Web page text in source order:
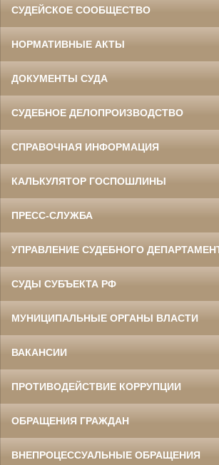
СУДЕЙСКОЕ СООБЩЕСТВО
НОРМАТИВНЫЕ АКТЫ
ДОКУМЕНТЫ СУДА
СУДЕБНОЕ ДЕЛОПРОИЗВОДСТВО
СПРАВОЧНАЯ ИНФОРМАЦИЯ
КАЛЬКУЛЯТОР ГОСПОШЛИНЫ
ПРЕСС-СЛУЖБА
УПРАВЛЕНИЕ СУДЕБНОГО
СУДЫ СУБЪЕКТА РФ
МУНИЦИПАЛЬНЫЕ ОРГАНЫ ВЛАСТИ
ВАКАНСИИ
ПРОТИВОДЕЙСТВИЕ КОРРУПЦИИ
ОБРАЩЕНИЯ ГРАЖДАН
ВНЕПРОЦЕССУАЛЬНЫЕ ОБРАЩЕНИЯ